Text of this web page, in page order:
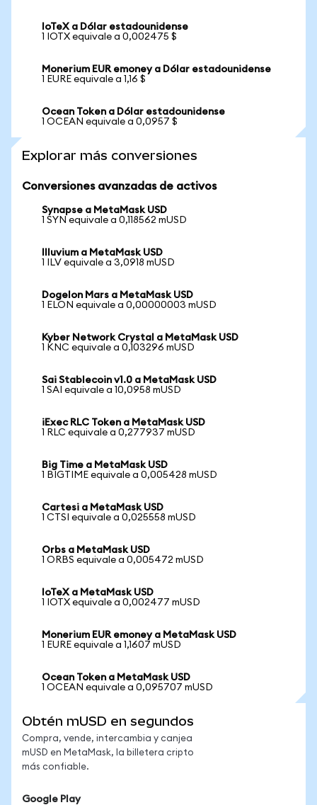
IoTeX a Dólar estadounidense
1 IOTX equivale a 0,002475 $
Monerium EUR emoney a Dólar estadounidense
1 EURE equivale a 1,16 $
Ocean Token a Dólar estadounidense
1 OCEAN equivale a 0,0957 $
Explorar más conversiones
Conversiones avanzadas de activos
Synapse a MetaMask USD
1 SYN equivale a 0,118562 mUSD
Illuvium a MetaMask USD
1 ILV equivale a 3,0918 mUSD
Dogelon Mars a MetaMask USD
1 ELON equivale a 0,00000003 mUSD
Kyber Network Crystal a MetaMask USD
1 KNC equivale a 0,103296 mUSD
Sai Stablecoin v1.0 a MetaMask USD
1 SAI equivale a 10,0958 mUSD
iExec RLC Token a MetaMask USD
1 RLC equivale a 0,277937 mUSD
Big Time a MetaMask USD
1 BIGTIME equivale a 0,005428 mUSD
Cartesi a MetaMask USD
1 CTSI equivale a 0,025558 mUSD
Orbs a MetaMask USD
1 ORBS equivale a 0,005472 mUSD
IoTeX a MetaMask USD
1 IOTX equivale a 0,002477 mUSD
Monerium EUR emoney a MetaMask USD
1 EURE equivale a 1,1607 mUSD
Ocean Token a MetaMask USD
1 OCEAN equivale a 0,095707 mUSD
Obtén mUSD en segundos
Compra, vende, intercambia y canjea
mUSD en MetaMask, la billetera cripto
más confiable.
Google Play